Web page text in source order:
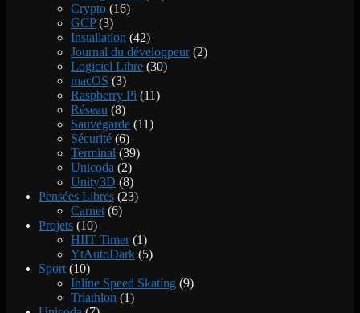
Crypto (16)
GCP(3)
Installation (42)
Journal du développeur(2)
Logiciel Libre (30)
macOS (3)
Raspberry Pi (11)
Réseau (8)
Sauvegarde (11)
Sécurité (6)
Terminal (39)
Unicoda (2)
Unity3D (8)
Pensées Libres (23)
Carnet (6)
Projets (10)
HIIT Timer(1)
YtAutoDark (5)
Sport (10)
Inline Speed Skating (9)
Triathlon (1)